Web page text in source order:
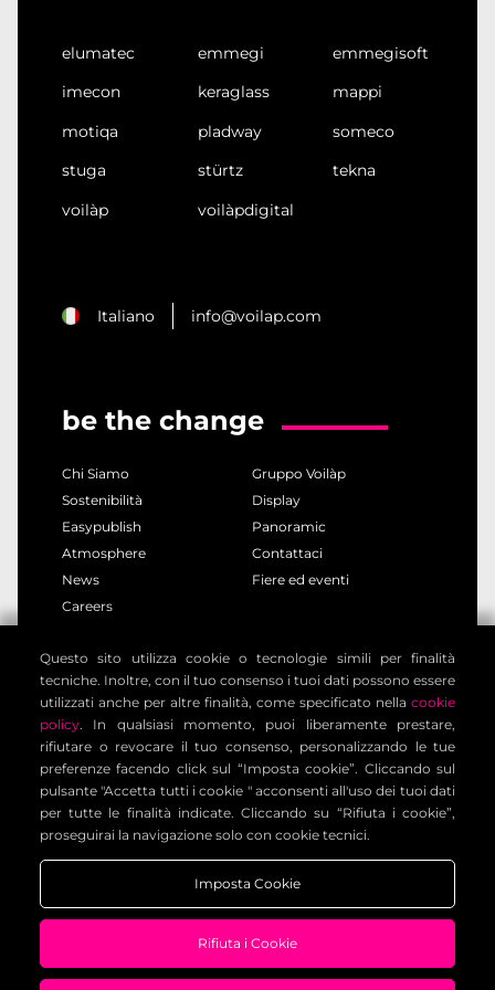
elumatec emmegi
emmegisoft
imecon
keraglass
mappi
motiqa
pladway
someco
stuga
stürtz
tekna
voilàp
voilàpdigital
Italiano info@voilap.com
be the change
Chi Siamo
Gruppo Voilàp
Sostenibilità
Display
Easypublish
Panoramic
Atmosphere
Contattaci
News
Fiere ed eventi
Careers
cookie policy
note legali
informativa clienti
informativa contatti
condizioni generali
impostazione cookies
Voilàp Digital S.r.l. - Via Archimede, 10 - 41019 Limidi di
Soliera (MO) - ITALY - C.F - P.IVA 03556220360
Questo sito utilizza cookie o tecnologie simili per finalità
tecniche. Inoltre, con il tuo consenso i tuoi dati possono essere
utilizzati anche per altre finalità, come specificato nella cookie
policy. In qualsiasi momento, puoi liberamente prestare,
rifiutare o revocare il tuo consenso, personalizzando le tue
preferenze facendo click sul “Imposta cookie”. Cliccando sul
pulsante "Accetta tutti i cookie " acconsenti all'uso dei tuoi dati
per tutte le finalità indicate. Cliccando su “Rifiuta i cookie”,
proseguirai la navigazione solo con cookie tecnici.
Imposta Cookie
Rifiuta i Cookie